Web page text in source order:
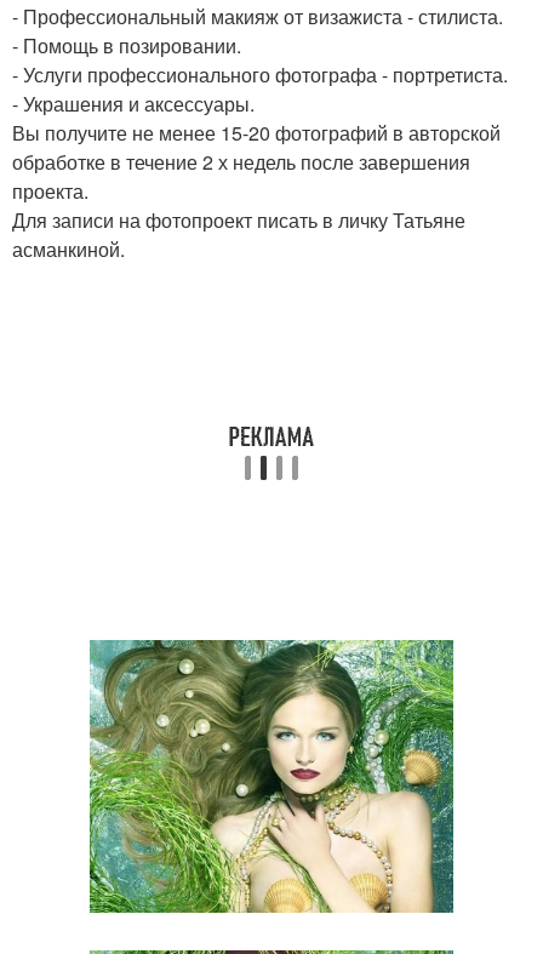
- Профессиональный макияж от визажиста - стилиста.
- Помощь в позировании.
- Услуги профессионального фотографа - портретиста.
- Украшения и аксессуары.
Вы получите не менее 15-20 фотографий в авторской
обработке в течение 2 х недель после завершения
проекта.
Для записи на фотопроект писать в личку Татьяне
асманкиной.